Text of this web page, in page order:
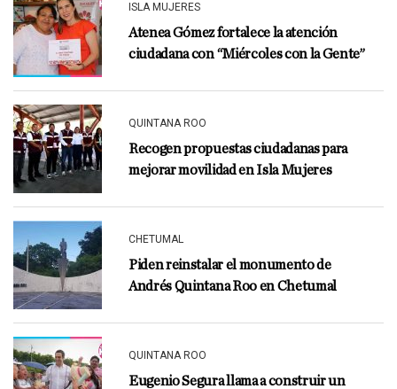
ISLA MUJERES
Atenea Gómez fortalece la atención
ciudadana con “Miércoles con la Gente”
QUINTANA ROO
Recogen propuestas ciudadanas para
mejorar movilidad en Isla Mujeres
CHETUMAL
Piden reinstalar el monumento de
Andrés Quintana Roo en Chetumal
QUINTANA ROO
Eugenio Segura llama a construir un